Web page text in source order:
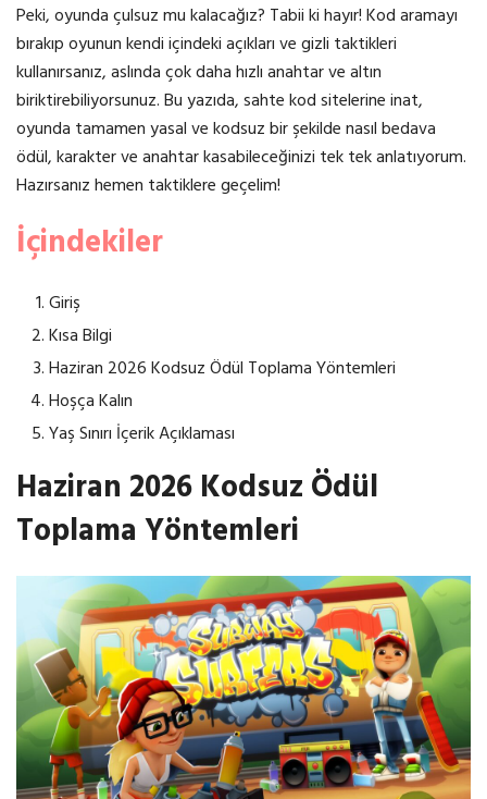
Peki, oyunda çulsuz mu kalacağız? Tabii ki hayır! Kod aramayı
bırakıp oyunun kendi içindeki açıkları ve gizli taktikleri
kullanırsanız, aslında çok daha hızlı anahtar ve altın
biriktirebiliyorsunuz. Bu yazıda, sahte kod sitelerine inat,
oyunda tamamen yasal ve kodsuz bir şekilde nasıl bedava
ödül, karakter ve anahtar kasabileceğinizi tek tek anlatıyorum.
Hazırsanız hemen taktiklere geçelim!
İçindekiler
Giriş
Kısa Bilgi
Haziran 2026 Kodsuz Ödül Toplama Yöntemleri
Hoşça Kalın
Yaş Sınırı İçerik Açıklaması
Haziran 2026 Kodsuz Ödül
Toplama Yöntemleri